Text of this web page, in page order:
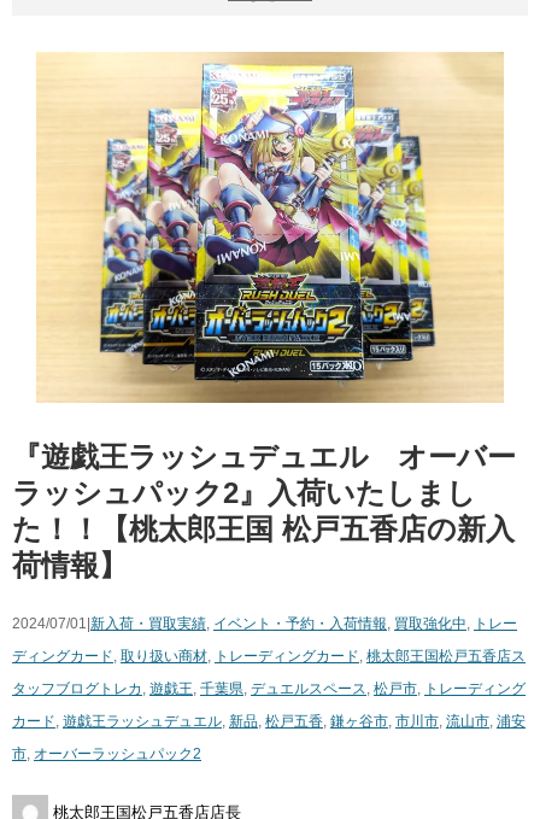
『遊戯王ラッシュデュエル オーバー
ラッシュパック2』入荷いたしまし
た！！【桃太郎王国 松戸五香店の新入
荷情報】
2024/07/01| 新入荷・買取実績, イベント・予約・入荷情報, 買取強化中, トレー
ディングカード, 取り扱い商材, トレーディングカード, 桃太郎王国松戸五香店ス
タッフブログ トレカ , 遊戯王, 千葉県, デュエルスペース, 松戸市, トレーディング
カード, 遊戯王ラッシュデュエル, 新品, 松戸五香, 鎌ヶ谷市, 市川市, 流山市, 浦安
市, オーバーラッシュパック2
桃太郎王国松戸五香店店長